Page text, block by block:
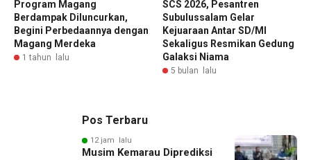
Program Magang
Berdampak Diluncurkan,
Begini Perbedaannya dengan
Magang Merdeka
1 tahun lalu
SCS 2026, Pesantren
Subulussalam Gelar
Kejuaraan Antar SD/MI
Sekaligus Resmikan Gedung
Galaksi Niama
5 bulan lalu
Pos Terbaru
12 jam lalu
Musim Kemarau Diprediksi